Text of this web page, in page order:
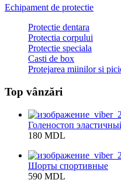
Echipament de protectie
Protectie dentara
Protectia corpului
Protectie speciala
Casti de box
Protejarea miinilor si
Top vânzări
Голеностоп
180 MDL
Шорты спортивные
590 MDL